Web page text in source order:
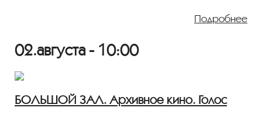
Чехову) и снятая незадолго до его смерти.
Режиссер: Абрам Роом
В ролях: Игорь Кваша, Анастасия Вертинская,
Александр Калягин, Борис Иванов, Нина Шацкая,
Валентин Смирнитский, Ирина Варлей, Анатолий
Адоскин, Татьяна Лукьянова, Валентин Брылеев
Подробнее
02.августа - 10:00
БОЛЬШОЙ ЗАЛ. Архивное кино. Голос